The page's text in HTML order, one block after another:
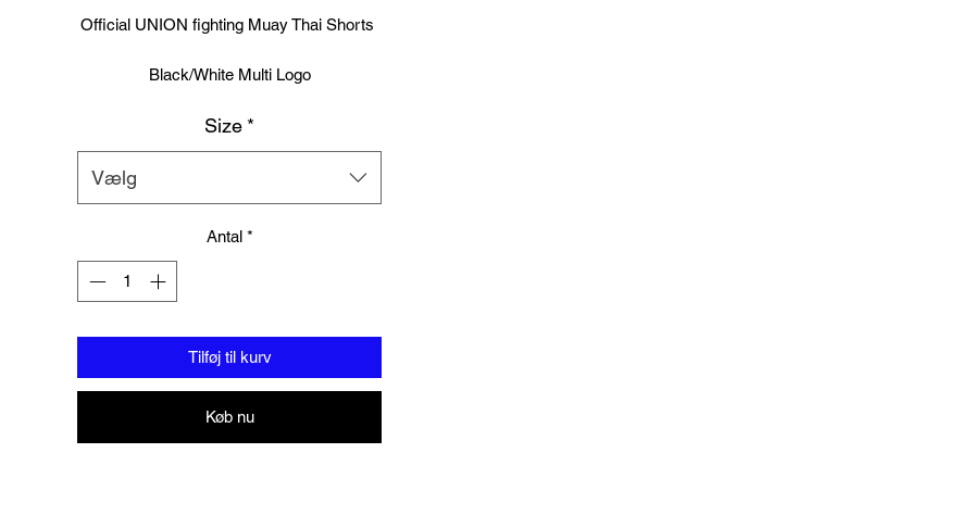
Official UNION fighting Muay Thai Shorts
Black/White Multi Logo
Logo to groin area
Mesh panelling to outer thigh area
Please note these are Thai sizing, Please order a size up from your
Size *
Vælg
Antal *
Tilføj til kurv
Køb nu